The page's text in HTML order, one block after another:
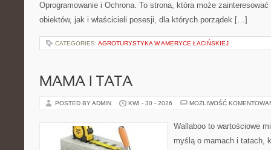
Oprogramowanie i Ochrona. To strona, która może
obiektów, jak i właścicieli posesji, dla których porządek […]
CATEGORIES: AGROTURYSTYKA W AMERYCE ŁACIŃSKIEJ
MAMA I TATA
POSTED BY ADMIN KWI - 30 - 2026 MOŻLIWOŚĆ
Wallaboo to wartościowe
myślą o mamach i tatach,